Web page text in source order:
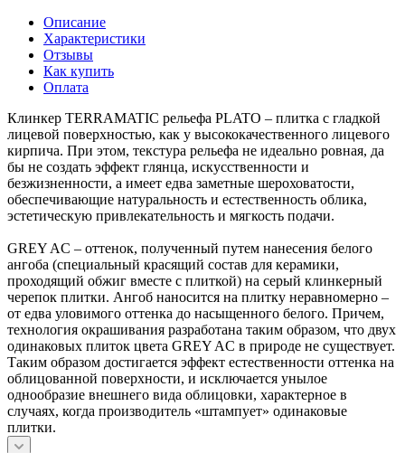
Описание
Характеристики
Отзывы
Как купить
Оплата
Клинкер TERRAMATIC рельефа PLATO – плитка с гладкой
лицевой поверхностью, как у высококачественного лицевого
кирпича. При этом, текстура рельефа не идеально ровная, да
бы не создать эффект глянца, искусственности и
безжизненности, а имеет едва заметные шероховатости,
обеспечивающие натуральность и естественность облика,
эстетическую привлекательность и мягкость подачи.
GREY AС – оттенок, полученный путем нанесения белого
ангоба (специальный красящий состав для керамики,
проходящий обжиг вместе с плиткой) на серый клинкерный
черепок плитки. Ангоб наносится на плитку неравномерно –
от едва уловимого оттенка до насыщенного белого. Причем,
технология окрашивания разработана таким образом, что двух
одинаковых плиток цвета GREY AС в природе не существует.
Таким образом достигается эффект естественности оттенка на
облицованной поверхности, и исключается унылое
однообразие внешнего вида облицовки, характерное в
случаях, когда производитель «штампует» одинаковые
плитки.